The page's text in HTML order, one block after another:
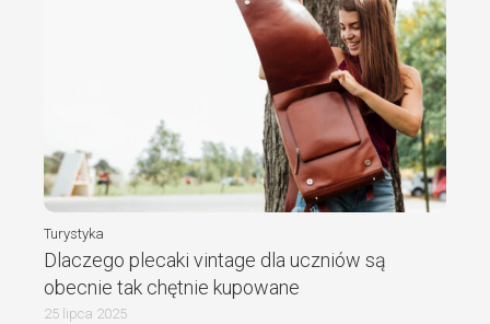
Turystyka
Dlaczego plecaki vintage dla uczniów są
obecnie tak chętnie kupowane
25 lipca 2025